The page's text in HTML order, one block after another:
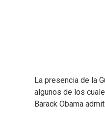
La presencia de la
algunos de los
Barack Obama